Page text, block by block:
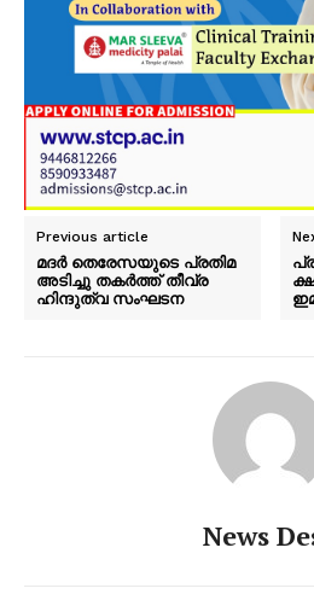
Previous article
മദർ തെരേസയുടെ പ്രതിമ
അടിച്ചു തകർത്ത് തീവ്ര
ഹിന്ദുത്വ സംഘടന
News